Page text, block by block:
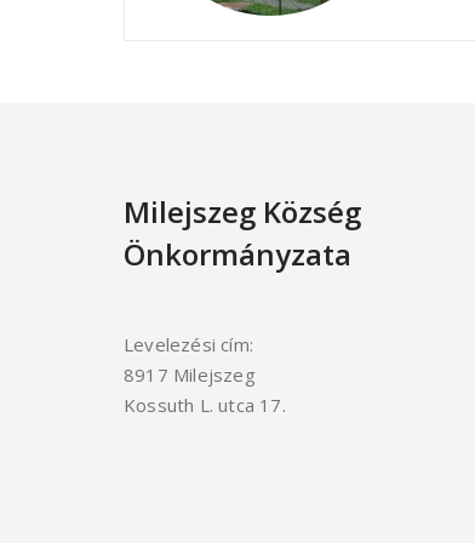
Milejszeg Község
Önkormányzata
Levelezési cím:
8917 Milejszeg
Kossuth L. utca 17.